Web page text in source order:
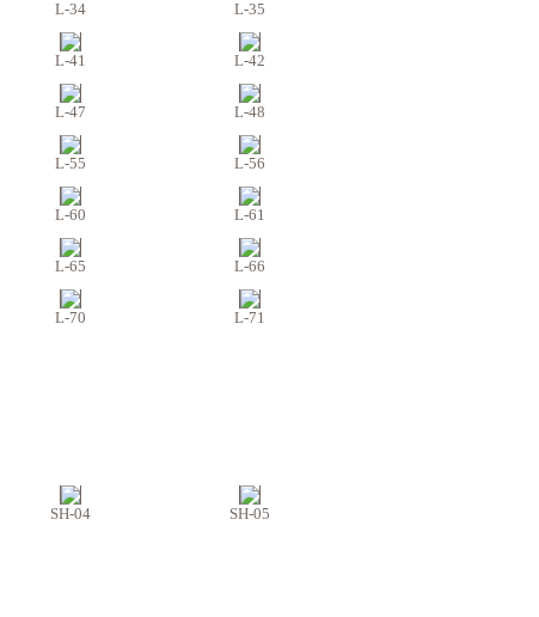
L-34 L-35
L-41 L-42
L-47 L-48
L-55 L-56
L-60 L-61
L-65 L-66
L-70 L-71
SH-04 SH-05